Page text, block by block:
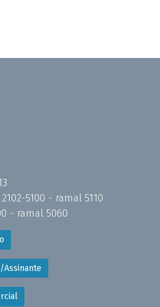
2102-5100 - ramal 5110
- ramal 5060